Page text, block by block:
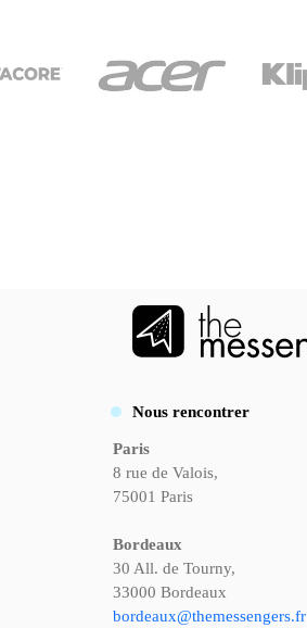
Nous rencontrer
Paris
8 rue de Valois,
75001 Paris
Bordeaux
30 All. de Tourny,
33000 Bordeaux
bordeaux@themessengers.fr